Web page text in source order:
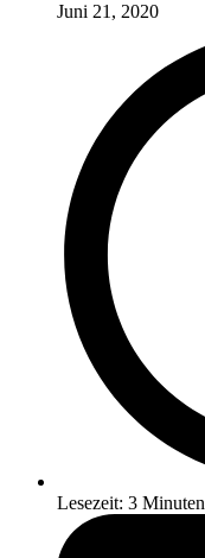
Juni 21, 2020
Lesezeit: 3 Minuten